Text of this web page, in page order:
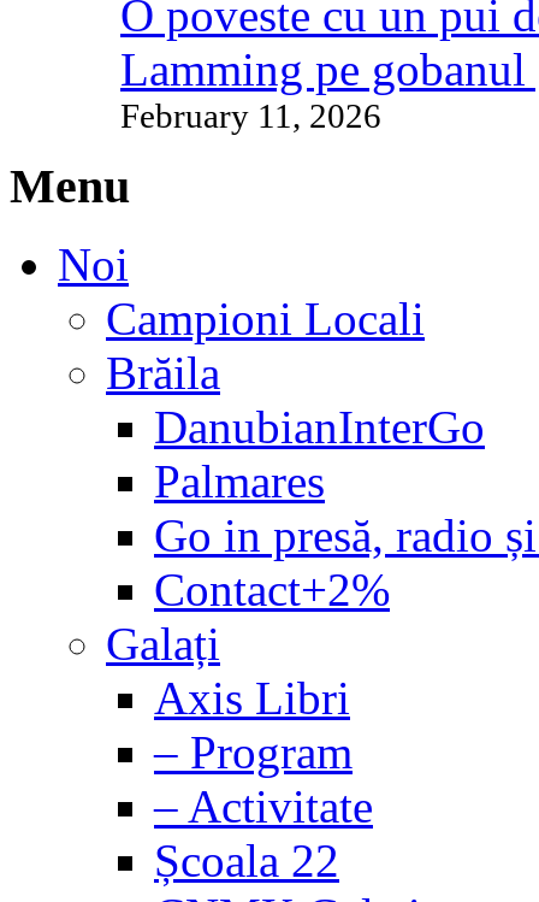
O poveste cu un pui
Lamming pe gobanul
February 11, 2026
Menu
Noi
Campioni Locali
Brăila
DanubianInterGo
Palmares
Go in presă, radio
Contact+2%
Galați
Axis Libri
– Program
– Activitate
Școala 22